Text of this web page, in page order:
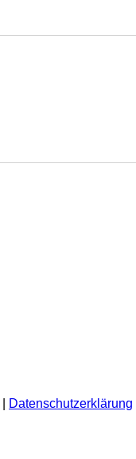
Datenschutzerklärung